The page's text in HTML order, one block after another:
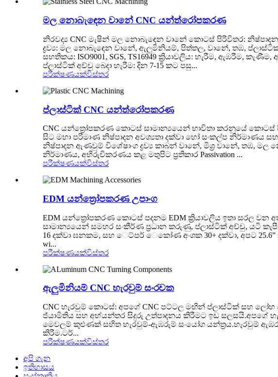
මල නොබැඳෙන වානේ CNC යන්ත්රෝපකරණ
නිරවද්‍ය CNC මැෂින් මල නොබැඳෙන වානේ කොටස් පිරිවිතර:
ද්‍රව්‍ය: මල නොබැඳෙන වානේ, ඇලුමිනියම්, පිත්තල, වානේ, තඹ,
සහතිකය: ISO9001, SGS, TS16949 ක්‍රියාවලිය: හැරීම, ඇඹරීම,
ප්ලාස්ටික් අච්චු බෙදා හැරීම: දින 7-15 කට පසු...
පරීක්ෂණයක්විස්තර
ප්ලාස්ටික් CNC යන්ත්රෝපකරණ
CNC යන්ත්‍රෝපකරණ කොටස් සාමාන්‍යයෙන් භාවිතා කරනුයේ කොටස්
සිට මහා පරිමාණ නිෂ්පාදන අවශ්‍යතා දක්වා හෝ සංකල්ප නිර්මාණය
නිෂ්පාදන ඇණවුම් විශේෂාංග ද්‍රව්‍ය කාබන් වානේ, මිශ්‍ර වානේ, තඹ,
නිර්මාණය, අභිරුචිකරණය කළ මතුපිට ප්‍රතිකාර Passivation ...
පරීක්ෂණයක්විස්තර
EDM යන්ත්‍රෝපකරණ උපාංග
EDM යන්ත්‍රෝපකරණ කොටස් පදනම EDM ක්‍රියාවලිය ඉතා සරල වන
සාමාන්‍යයෙන් සමහර සංකීර්ණ ප්‍රධාන කරුණු, ප්ලාස්ටික් අච්චු, යටි
16 දක්වා ඝනකම, සහ ෙට්පර් ෙකෝණ අංශක 30+ දක්වා, අපට
wi...
පරීක්ෂණයක්විස්තර
ඇලුමිනියම් CNC හැරවුම් සංරචක
CNC හැරවුම් කොටස්: අපගේ CNC පට්ටල මඟින් ප්ලාස්ටික් සහ
ජ්යාමිතිය සහ අභ්යන්තර සිදුරු උත්පාදනය කිරීමට ඉඩ සලසයි.අපගේ
මෙවලම් කුළුණක් සහිත හැරවුම්-ඇඹරුම් සංයෝග යන්ත්‍රය.හැරවුම්
කිරීම.ටර්...
පරීක්ෂණයක්විස්තර
අපි ගැන
ඉතිහාසය